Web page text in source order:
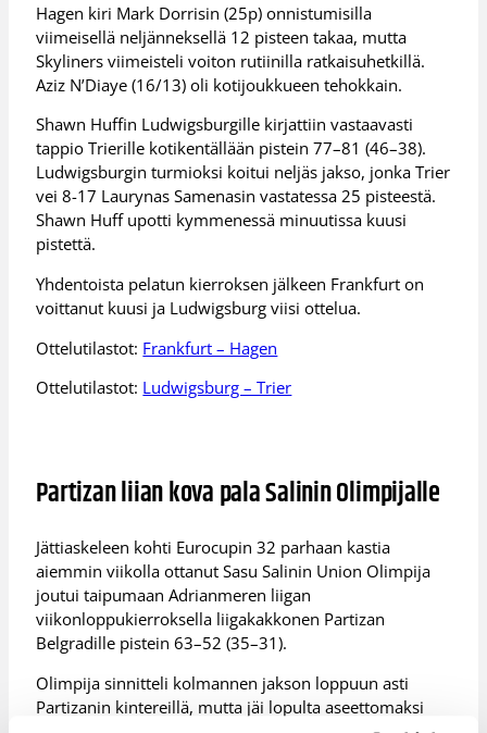
Hagen kiri Mark Dorrisin (25p) onnistumisilla
viimeisellä neljänneksellä 12 pisteen takaa, mutta
Skyliners viimeisteli voiton rutiinilla ratkaisuhetkillä.
Aziz N’Diaye (16/13) oli kotijoukkueen tehokkain.
Shawn Huffin Ludwigsburgille kirjattiin vastaavasti
tappio Trierille kotikentällään pistein 77–81 (46–38).
Ludwigsburgin turmioksi koitui neljäs jakso, jonka Trier
vei 8-17 Laurynas Samenasin vastatessa 25 pisteestä.
Shawn Huff upotti kymmenessä minuutissa kuusi
pistettä.
Yhdentoista pelatun kierroksen jälkeen Frankfurt on
voittanut kuusi ja Ludwigsburg viisi ottelua.
Ottelutilastot: Frankfurt – Hagen
Ottelutilastot: Ludwigsburg – Trier
Partizan liian kova pala Salinin Olimpijalle
Jättiaskeleen kohti Eurocupin 32 parhaan kastia
aiemmin viikolla ottanut Sasu Salinin Union Olimpija
joutui taipumaan Adrianmeren liigan
viikonloppukierroksella liigakakkonen Partizan
Belgradille pistein 63–52 (35–31).
Olimpija sinnitteli kolmannen jakson loppuun asti
Partizanin kintereillä, mutta jäi lopulta aseettomaksi